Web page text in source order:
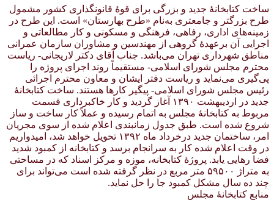
ساخت کتابخانهٔ جدید و بزرگی برای قوهٔ قانونگذاری کشور مشمول
طرح بزرگتر و جامعتری به‌نام «طرح بهارستان» است. این طرح در
زمینه‌های اداری، رفاهی، فرهنگی و مسکونی و کار مطالعاتی و
اجرایی آن برعهدهٔ گروهی از مهندسین و مشاوران سازمان عمرانی
مناطق شهرداری تهران می‌باشد. جناب آقای دکتر لاریجانی- ریاست
محترم مجلس شورای اسلامی- مستقیماً روند اجرای پروژه را
پی‌گیری می‌نماید و ریاست دفتر ایشان و معاون محترم اجرائی
رئیس مجلس شورای اسلامی- پیگیر کارها هستند. ساخت کتابخانهٔ
جدید در اردیبهشت ۱۳۹۰ آغاز گردید و کار خاکبرداری قسمت
مربوط به کتابخانهٔ مجلس به اتمام رسیده و عملاً کار ساخت و ساز
شروع شده است. طبق جدول زمانبندی اعلام شده از سوی مجریان
امر، ساختمان جدید درخرداد ماه ۱۳۹۲ تحویل خواهد شد، امیدواریم
در وقت اعلام شده کار به سرانجام برسد و کتابخانه از کمبود شدید
فضا رهایی یابد. پروژهٔ کتابخانه، موزه و مرکز اسناد که در مساحتی
به متراژ ۵۹۵۰۰ متر مربع در نظر گرفته شده است می‌تواند برای
چند ده سال مشکل کمبود جا را حل نماید.
منابع کتابخانهٔ مجلس